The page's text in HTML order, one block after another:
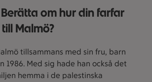
om hur din farfar
Malmö?
tillsammans med sin fru, barn
1986. Med sig hade han också det
hemma i de palestinska